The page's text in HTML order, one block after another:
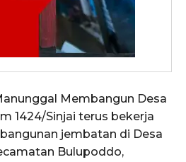
Membangun Desa
1424/Sinjai terus bekerja
jembatan di Desa
Bulupoddo,